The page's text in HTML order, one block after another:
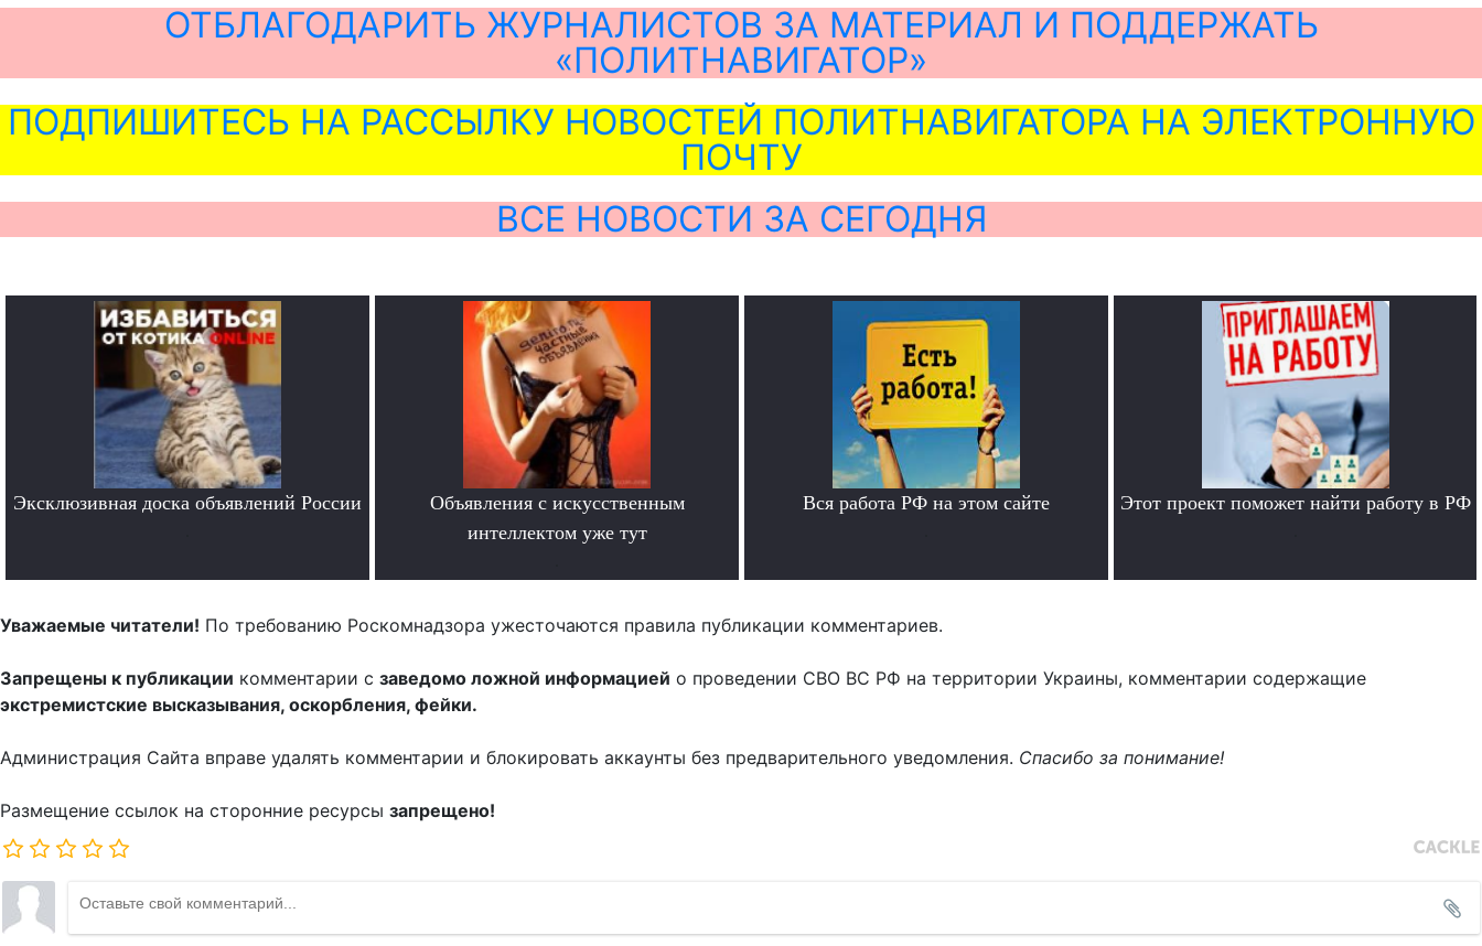
ОТБЛАГОДАРИТЬ ЖУРНАЛИСТОВ ЗА МАТЕРИАЛ И ПОДДЕРЖАТЬ
«ПОЛИТНАВИГАТОР»
ПОДПИШИТЕСЬ НА РАССЫЛКУ НОВОСТЕЙ ПОЛИТНАВИГАТОРА НА ЭЛЕКТРОННУЮ
ПОЧТУ
ВСЕ НОВОСТИ ЗА СЕГОДНЯ
Эксклюзивная доска объявлений России
Объявления с искусственным
интеллектом уже тут
Вся работа РФ на этом сайте Этот проект поможет найти работу в РФ
Уважаемые читатели! По требованию Роскомнадзора ужесточаются правила публикации комментариев.
Запрещены к публикации комментарии с заведомо ложной информацией о проведении СВО ВС РФ на территории Украины, комментарии содержащие
экстремистские высказывания, оскорбления, фейки.
Администрация Сайта вправе удалять комментарии и блокировать аккаунты без предварительного уведомления. Спасибо за понимание!
Размещение ссылок на сторонние ресурсы запрещено!